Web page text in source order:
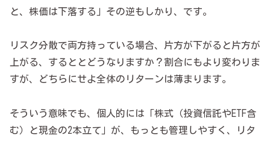
と、株価は下落する」その逆もしかり、です。
リスク分散で両方持っている場合、片方が下がると片方が
上がる、するととどうなりますか？割合にもより変わりま
すが、どちらにせよ全体のリターンは薄まります。
そういう意味でも、個人的には「株式（投資信託やETF含
む）と現金の2本立て」が、もっとも管理しやすく、リタ